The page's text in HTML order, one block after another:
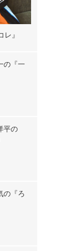
』
の『一
平の
の『ろ